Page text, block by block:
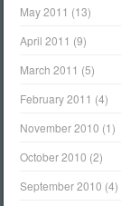
May 2011 (13)
April 2011 (9)
March 2011 (5)
February 2011 (4)
November 2010 (1)
October 2010 (2)
September 2010 (4)